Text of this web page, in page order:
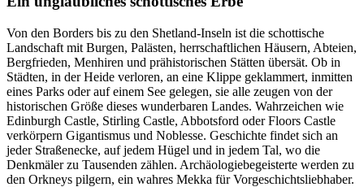
Von den Borders bis zu den Shetland-Inseln ist die schottische
Landschaft mit Burgen, Palästen, herrschaftlichen Häusern, Abteien,
Bergfrieden, Menhiren und prähistorischen Stätten übersät. Ob in
Städten, in der Heide verloren, an eine Klippe geklammert, inmitten
eines Parks oder auf einem See gelegen, sie alle zeugen von der
historischen Größe dieses wunderbaren Landes. Wahrzeichen wie
Edinburgh Castle, Stirling Castle, Abbotsford oder Floors Castle
verkörpern Gigantismus und Noblesse. Geschichte findet sich an
jeder Straßenecke, auf jedem Hügel und in jedem Tal, wo die
Denkmäler zu Tausenden zählen. Archäologiebegeisterte werden zu
den Orkneys pilgern, ein wahres Mekka für Vorgeschichtsliebhaber.